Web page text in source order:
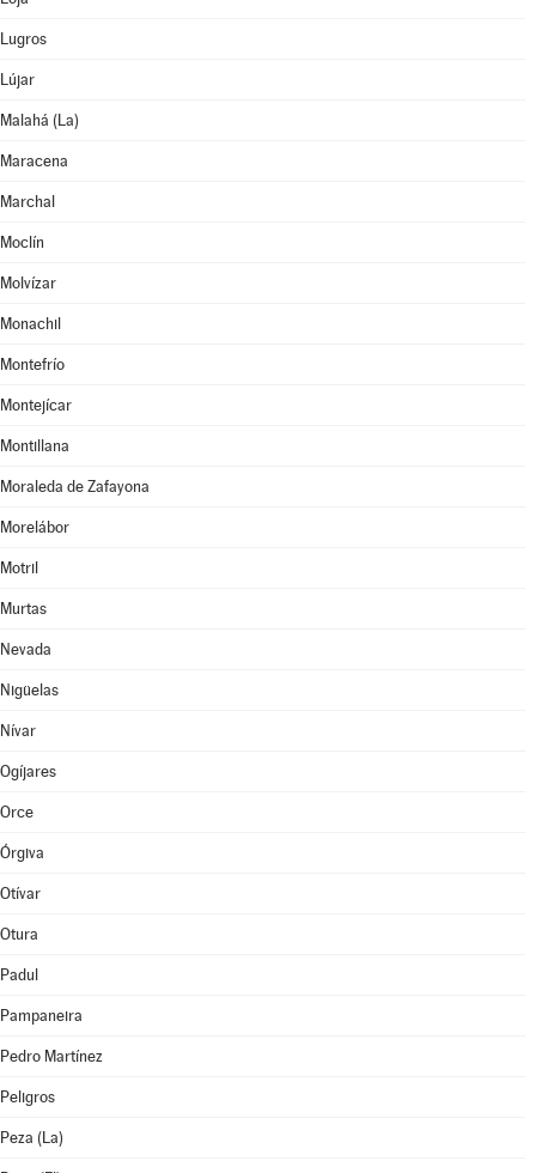
Lugros
Lújar
Malahá (La)
Maracena
Marchal
Moclín
Molvízar
Monachil
Montefrío
Montejícar
Montillana
Moraleda de Zafayona
Morelábor
Motril
Murtas
Nevada
Nigüelas
Nívar
Ogíjares
Orce
Órgiva
Otívar
Otura
Padul
Pampaneira
Pedro Martínez
Peligros
Peza (La)